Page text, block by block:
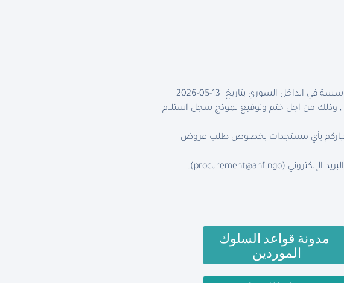
السوري بتاريخ 13-05-2026
, وذلك من اجل ختم وتوقيع نموذج سجل استلام
بأي مستجدات بخصوص طلب عروض
الإلكتروني (procurement@ahf.ngo
).
مدونة قواعد السلوك
الموردين